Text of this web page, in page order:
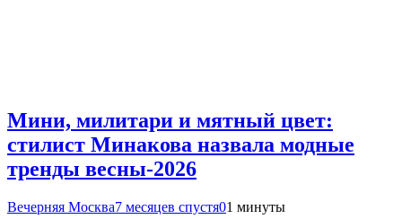
Мини, милитари и мятный цвет:
стилист Минакова назвала модные
тренды весны-2026
Вечерняя Москва7 месяцев спустя01 минуты